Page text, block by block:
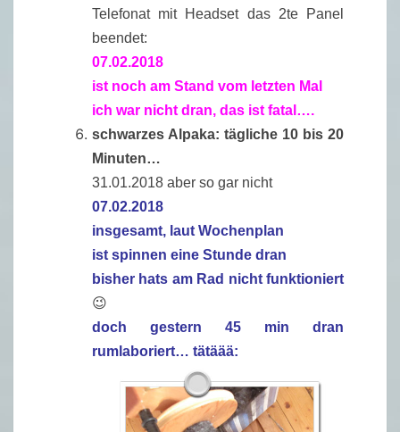
Telefonat mit Headset das 2te Panel
beendet:
07.02.2018
ist noch am Stand vom letzten Mal
ich war nicht dran, das ist fatal….
schwarzes Alpaka: tägliche 10 bis 20
Minuten…
31.01.2018 aber so gar nicht
07.02.2018
insgesamt, laut Wochenplan
ist spinnen eine Stunde dran
bisher hats am Rad nicht funktioniert
😉
doch gestern 45 min dran
rumlaboriert… tätäää: